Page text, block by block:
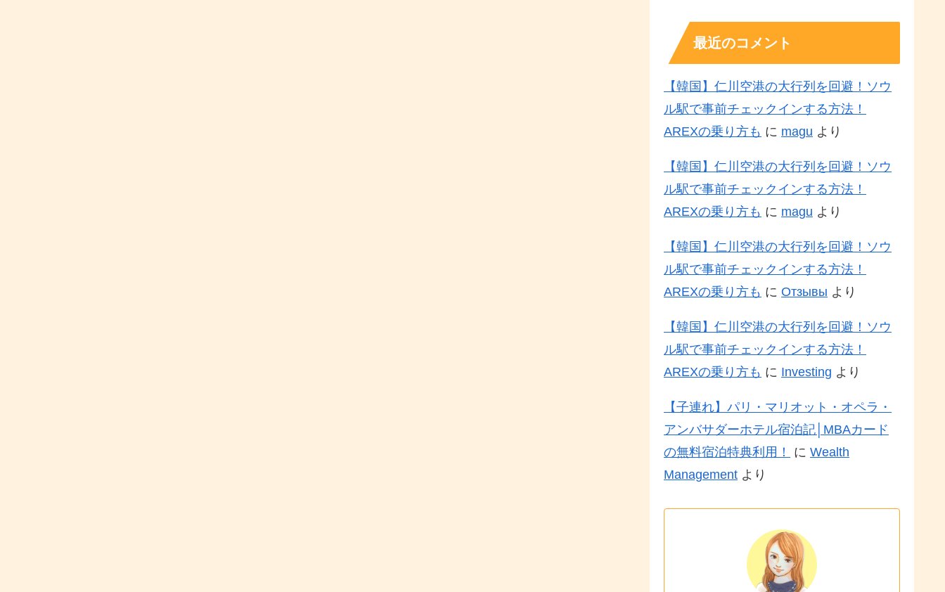
最近のコメント
【韓国】仁川空港の大行列を回避！ソウ
ル駅で事前チェックインする方法！
AREXの乗り方も に magu より
【韓国】仁川空港の大行列を回避！ソウ
ル駅で事前チェックインする方法！
AREXの乗り方も に magu より
【韓国】仁川空港の大行列を回避！ソウ
ル駅で事前チェックインする方法！
AREXの乗り方も に Отзывы より
【韓国】仁川空港の大行列を回避！ソウ
ル駅で事前チェックインする方法！
AREXの乗り方も に Investing より
【子連れ】パリ・マリオット・オペラ・
アンバサダーホテル宿泊記│MBAカード
の無料宿泊特典利用！
に Wealth
Management より